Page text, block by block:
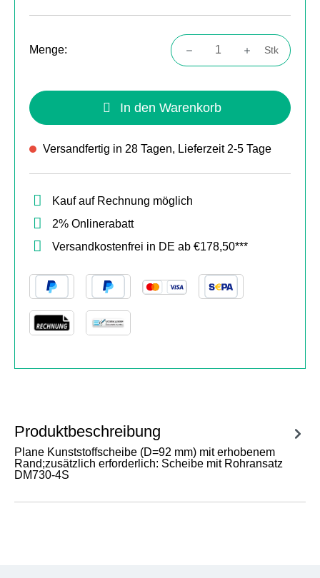
Menge:
Produkt Anzahl: Gib den gewünschten
Stk
In den Warenkorb
Versandfertig in 28 Tagen, Lieferzeit 2-5 Tage
Kauf auf Rechnung möglich
2% Onlinerabatt
Versandkostenfrei in DE ab €178,50***
Produktbeschreibung
Plane Kunststoffscheibe (D=92 mm) mit erhobenem
Rand;zusätzlich erforderlich: Scheibe mit Rohransatz
DM730-4S